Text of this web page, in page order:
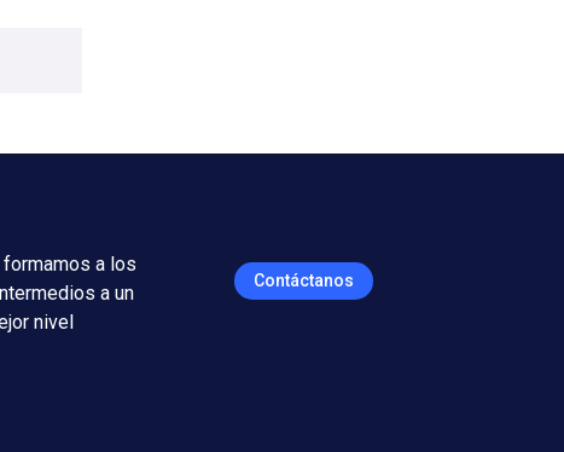
formamos a los
a un
nivel
Contáctanos